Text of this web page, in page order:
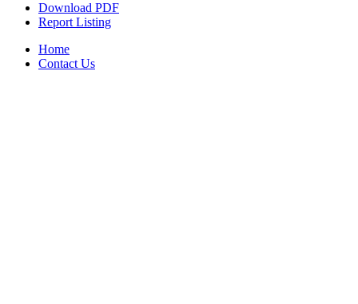
Download PDF
Report Listing
Home
Contact Us